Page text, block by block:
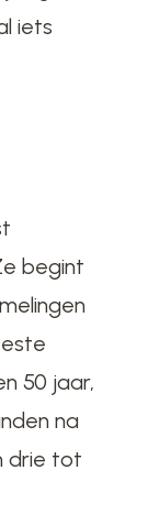
iets
begint
50 jaar,
na
drie tot